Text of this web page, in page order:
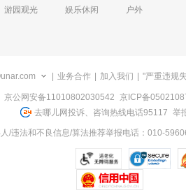
游园观光 娱乐休闲 户外
业务合作 加入我们 "严重违规
京公网安备11010802030542 京ICP备
去哪儿网投诉、咨询热线电话95117 举
/违法和不良信息/算法推荐举报电话：010-